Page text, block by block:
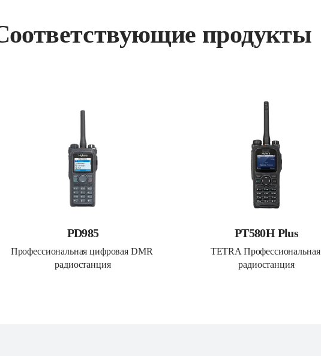
продукты
PD985
Профессиональная цифровая DMR
радиостанция
PT580H Plus
TETRA Профессиональная
радиостанция